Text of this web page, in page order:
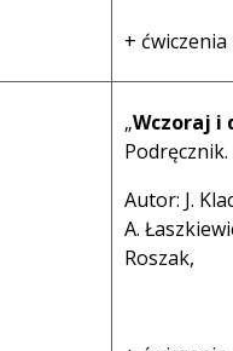
+ ćwiczenia
„Wczoraj i
Podręcznik.
Autor: J.
A.
Roszak,